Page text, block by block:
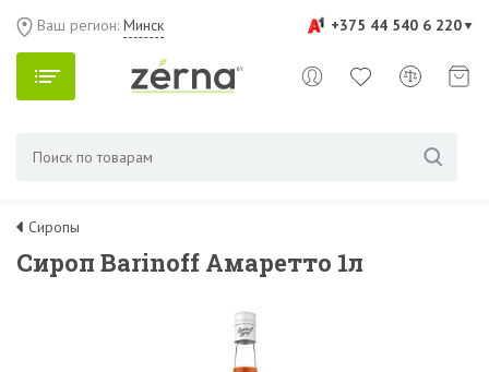
+375 44 540 6 220
Ваш регион: Минск
Сиропы
Сироп Barinoff Амаретто 1л